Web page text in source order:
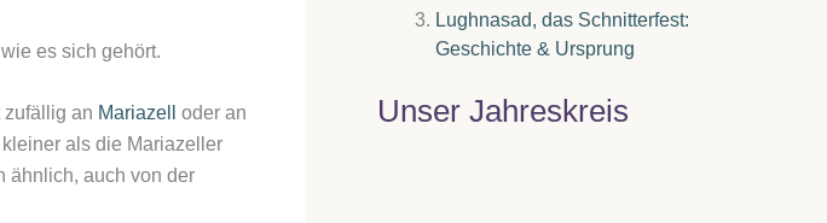
es sich gehört.
zufällig an Mariazell oder an
als die Mariazeller
ähnlich, auch von der
Lughnasad, das Schnitterfest:
Geschichte & Ursprung
Unser Jahreskreis